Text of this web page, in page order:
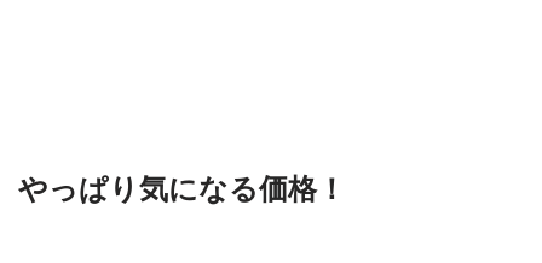
やっぱり気になる価格！